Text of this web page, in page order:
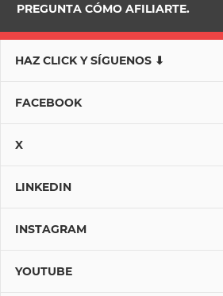
PREGUNTA CÓMO AFILIARTE.
HAZ CLICK Y SÍGUENOS ⬇
FACEBOOK
X
LINKEDIN
INSTAGRAM
YOUTUBE